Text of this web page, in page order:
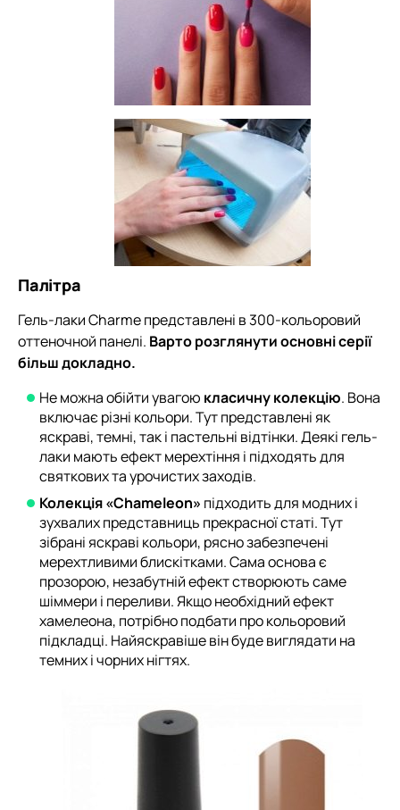
Палітра
Гель-лаки Charme представлені в 300-кольоровий
оттеночной панелі. Варто розглянути основні серії
більш докладно.
Не можна обійти увагою класичну колекцію. Вона
включає різні кольори. Тут представлені як
яскраві, темні, так і пастельні відтінки. Деякі гель-
лаки мають ефект мерехтіння і підходять для
святкових та урочистих заходів.
Колекція «Chameleon» підходить для модних і
зухвалих представниць прекрасної статі. Тут
зібрані яскраві кольори, рясно забезпечені
мерехтливими блискітками. Сама основа є
прозорою, незабутній ефект створюють саме
шіммери і переливи. Якщо необхідний ефект
хамелеона, потрібно подбати про кольоровий
підкладці. Найяскравіше він буде виглядати на
темних і чорних нігтях.